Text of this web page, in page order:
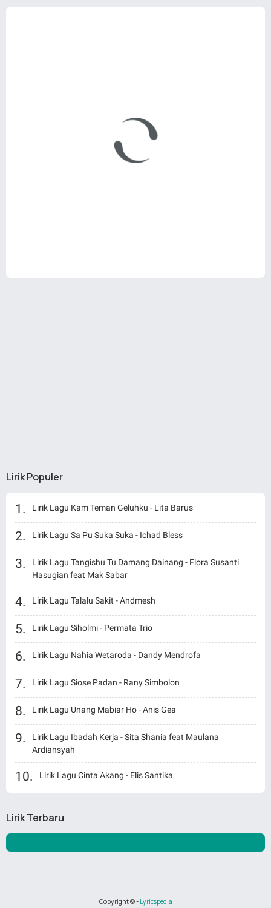
Lirik Populer
Lirik Lagu Kam Teman Geluhku - Lita Barus
Lirik Lagu Sa Pu Suka Suka - Ichad Bless
Lirik Lagu Tangishu Tu Damang Dainang - Flora Susanti
Hasugian feat Mak Sabar
Lirik Lagu Talalu Sakit - Andmesh
Lirik Lagu Siholmi - Permata Trio
Lirik Lagu Nahia Wetaroda - Dandy Mendrofa
Lirik Lagu Siose Padan - Rany Simbolon
Lirik Lagu Unang Mabiar Ho - Anis Gea
Lirik Lagu Ibadah Kerja - Sita Shania feat Maulana
Ardiansyah
Lirik Lagu Cinta Akang - Elis Santika
Lirik Terbaru
Copyright ©- Lyricspedia